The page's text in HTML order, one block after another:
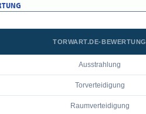
TORWART.DE-BEWERTUNG
Ausstrahlung
Torverteidigung
Raumverteidigung